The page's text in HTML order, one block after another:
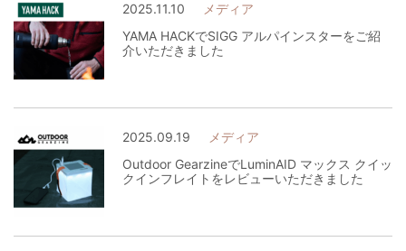
2025.11.10
メディア
YAMA HACKでSIGG アルパインスターをご紹
介いただきました
2025.09.19
メディア
Outdoor GearzineでLuminAID マックス クイッ
クインフレイトをレビューいただきました